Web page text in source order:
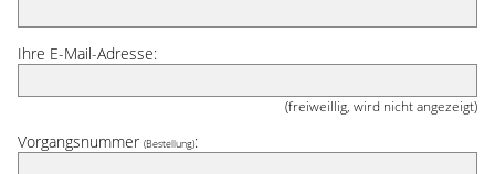
Ihre E-Mail-Adresse:
(freiweillig, wird nicht angezeigt)
Vorgangsnummer (Bestellung):